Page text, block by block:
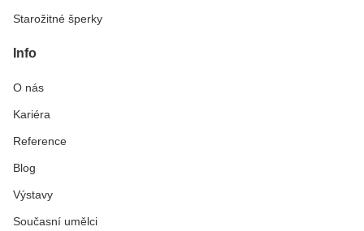
Starožitné šperky
Info
O nás
Kariéra
Reference
Blog
Výstavy
Současní umělci